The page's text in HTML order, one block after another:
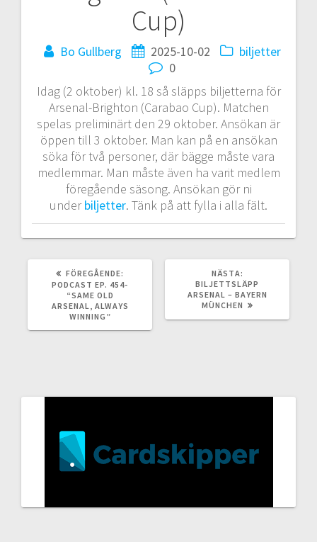
Cup)
Bo Gullberg 2025-10-02
biljetter
0
Idag (2 oktober) kl. 18 så släpps biljetterna för
Arsenal-Brighton (Carabao Cup). Matchen
spelas preliminärt den 29 oktober. Ansökan är
öppen till 3 oktober. Man kan på en ansökan
söka för två personer, där bägge måste vara
medlemmar. Man måste även ha varit medlem
föregående säsong. Ansökan gör ni
underbiljetter. Tänk på att fylla i alla fält.
FÖREGÅENDE:
INLÄGG:
PODCAST EP. 454-
“SAME OLD
ARSENAL, ALWAYS
WINNING”
NÄSTA:
INLÄGG:
BILJETTSLÄPP
ARSENAL – BAYERN
MÜNCHEN